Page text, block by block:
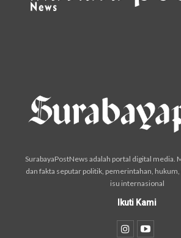
SurabayaPostNews adalah portal digital media.
dan fakta seputar politik, pemerintahan, hukum,
isu internasional
Ikuti Kami